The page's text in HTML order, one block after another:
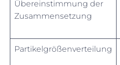
Übereinstimmung der
Zusammensetzung
Partikelgrößenverteilung